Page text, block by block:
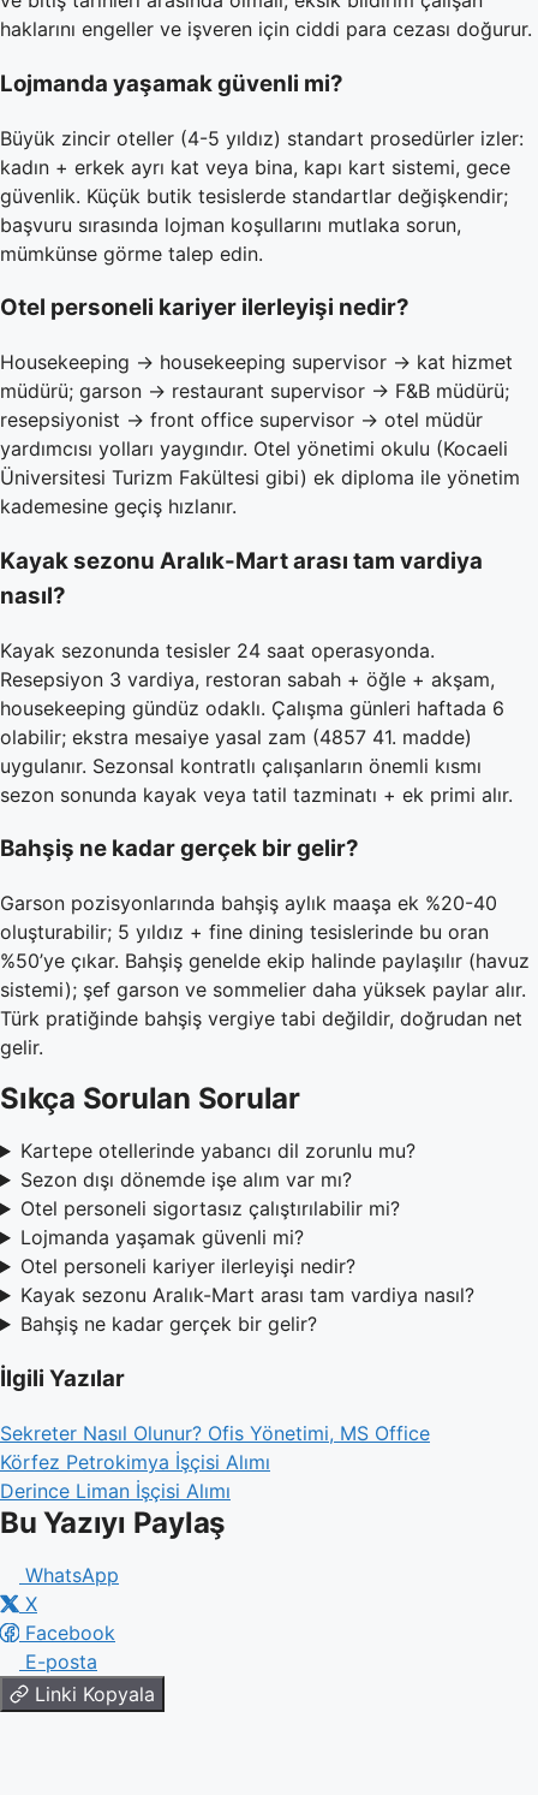
haklarını engeller ve işveren için ciddi para cezası doğurur.
Lojmanda yaşamak güvenli mi?
Büyük zincir oteller (4-5 yıldız) standart prosedürler izler:
kadın + erkek ayrı kat veya bina, kapı kart sistemi, gece
güvenlik. Küçük butik tesislerde standartlar değişkendir;
başvuru sırasında lojman koşullarını mutlaka sorun,
mümkünse görme talep edin.
Otel personeli kariyer ilerleyişi nedir?
Housekeeping → housekeeping supervisor → kat hizmet
müdürü; garson → restaurant supervisor → F&B müdürü;
resepsiyonist → front office supervisor → otel müdür
yardımcısı yolları yaygındır. Otel yönetimi okulu (Kocaeli
Üniversitesi Turizm Fakültesi gibi) ek diploma ile yönetim
kademesine geçiş hızlanır.
Kayak sezonu Aralık-Mart arası tam vardiya
nasıl?
Kayak sezonunda tesisler 24 saat operasyonda.
Resepsiyon 3 vardiya, restoran sabah + öğle + akşam,
housekeeping gündüz odaklı. Çalışma günleri haftada 6
olabilir; ekstra mesaiye yasal zam (4857 41. madde)
uygulanır. Sezonsal kontratlı çalışanların önemli kısmı
sezon sonunda kayak veya tatil tazminatı + ek primi alır.
Bahşiş ne kadar gerçek bir gelir?
Garson pozisyonlarında bahşiş aylık maaşa ek %20-40
oluşturabilir; 5 yıldız + fine dining tesislerinde bu oran
%50’ye çıkar. Bahşiş genelde ekip halinde paylaşılır (havuz
sistemi); şef garson ve sommelier daha yüksek paylar alır.
Türk pratiğinde bahşiş vergiye tabi değildir, doğrudan net
gelir.
Sıkça Sorulan Sorular
Kartepe otellerinde yabancı dil zorunlu mu?
Sezon dışı dönemde işe alım var mı?
Otel personeli sigortasız çalıştırılabilir mi?
Lojmanda yaşamak güvenli mi?
Otel personeli kariyer ilerleyişi nedir?
Kayak sezonu Aralık-Mart arası tam vardiya nasıl?
Bahşiş ne kadar gerçek bir gelir?
İlgili Yazılar
Sekreter Nasıl Olunur? Ofis Yönetimi, MS Office
Körfez Petrokimya İşçisi Alımı
Derince Liman İşçisi Alımı
Bu Yazıyı Paylaş
WhatsApp
X
Facebook
E-posta
Linki Kopyala